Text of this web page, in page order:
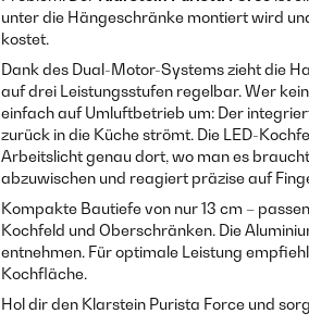
unter die Hängeschränke montiert wird
kostet.
Dank des Dual-Motor-Systems zieht die
auf drei Leistungsstufen regelbar. Wer
einfach auf Umluftbetrieb um: Der
zurück in die Küche strömt. Die LED-
Arbeitslicht genau dort, wo man es
abzuwischen und reagiert präzise auf
Kompakte Bautiefe von nur 13 cm –
Kochfeld und Oberschränken. Die
entnehmen. Für optimale Leistung
Kochfläche.
Hol dir den Klarstein Purista Force und